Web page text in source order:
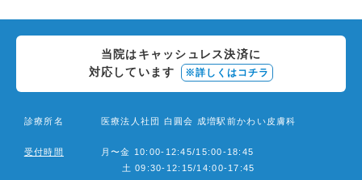
ナ
ゲ
ー
シ
当院はキャッシュレス決済に
対応しています
※詳しくはコチラ
診療所名 医療法人社団 白圓会 成増駅前かわい皮膚科
受付時間
月〜金 10:00-12:45/15:00-18:45
土 09:30-12:15/14:00-17:45